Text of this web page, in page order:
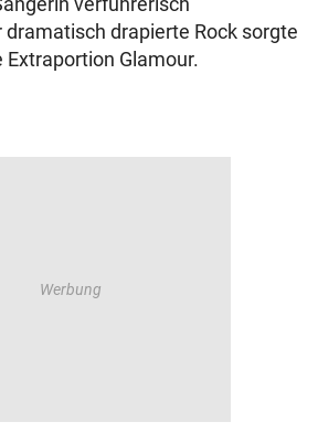
dramatisch drapierte Rock sorgte
Glamour.